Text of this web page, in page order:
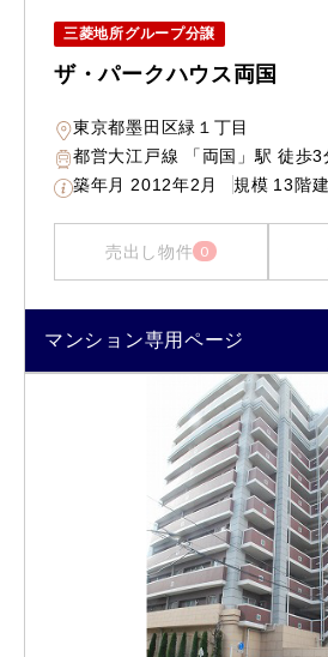
三菱地所グループ分譲
ザ・パークハウス両国
東京都墨田区緑１丁目
都営大江戸線 「両国」駅 徒歩3
築年月 2012年2月 規模 13階
売出し物件 0
マンション専用ページ